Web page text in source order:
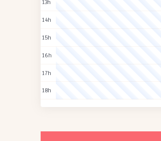
13h
14h
15h
16h
17h
18h